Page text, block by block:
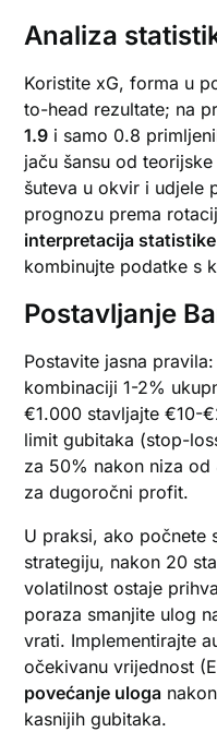
Analiza
Koristite xG, forma u
to-head rezultate; na
1.9 i samo 0.8
jaču šansu od
šuteva u okvir i udjele
prognozu prema
interpretacija statistike
kombinujte podatke s
Postavljanje
Postavite jasna
kombinaciji 1-2%
€1.000 stavljajte €10-
limit gubitaka (stop-
za 50% nakon niza od
za dugoročni profit.
U praksi, ako počnete
strategiju, nakon 20
volatilnost ostaje
poraza smanjite ulog
vrati. Implementirajte
očekivanu vrijednost
povećanje uloga
kasnijih gubitaka.